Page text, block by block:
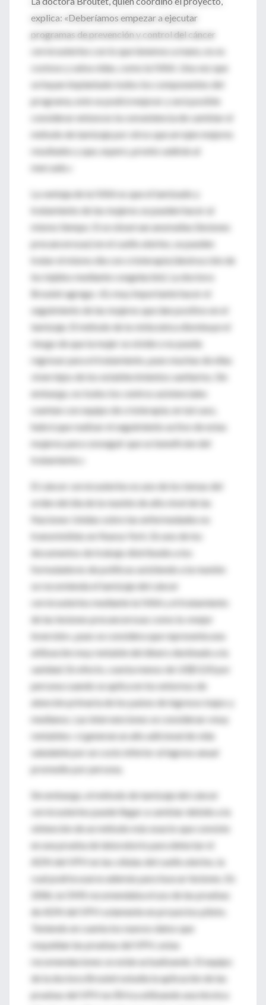
explica: «Deberíamos empezar a ejecutar
programas de prevención y control del cáncer
cervicouterino con lo que tenemos a mano, no es
costoso y salva vidas, como la IVAA. Una vez que
se hayan implantado todos los componentes del
programa, este se podrá mejorar y será posible
considerar entonces la conveniencia de cambiar el
método de tamizaje por otros que arrojen mejores
resultados y que, espero, pronto saldrán al
mercado.»
La ventaja de la IVAA es que el tamizado y
tratamiento de las mujeres se pueden hacer al
mismo tiempo. Si se observan anomalías (lesiones
precancerosas) en el cuello uterino, se pueden
tratar el mismo día con crioterapia (destrucción de
los tejidos mediante congelación). La doctora
Broutet agrega: «Es muy importante hacer el
seguimiento de las mujeres que dan positivo en el
tamizaje. El método de la visita única disminuye el
riesgo de que la mujer se olvide o no pueda
regresar para el tratamiento, pues muchas de ellas
viven lejos de los establecimientos sanitarios. Sin
embargo, no todos los centros asistenciales
cuentan con equipo de crioterapia; en tal caso,
habrá que realizar el seguimiento activo de estas
mujeres para conseguir que se beneficien del
tratamiento.»
El cáncer cervicouterino es uno de los temas del
orden del día de la reunión de alto nivel de las
Naciones Unidas sobre las enfermedades no
transmisibles en Nueva York. En uno de los
documentos de trabajo distribuido a los
formuladores de políticas asistiendo a la reunión
se recomienda el tamizaje del cáncer
cervicouterino mediante la IVAA y el tratamiento
de las lesiones precancerosas como la «mejor
inversión», pues se considera que representa una
utilización muy rentable del dinero destinado a la
sanidad. En efecto, cuesta menos de US$ 0,50 por
persona cuando se aplica en los entornos de
atención primaria de los países de ingresos bajos y
medianos. Las intervenciones se consideran «muy
rentables» si generan un año adicional de vida
saludable por un costo inferior al ingreso anual
promedio por persona.
Sin embargo, el método de tamizaje del cáncer
cervicouterino puede llegar a cambiar debido a la
obtención de un método más exacto que consiste
en una prueba de laboratorio para detectar el
ADN del VPH en las células del cuello uterino, la
cual podría usarse además para buscar lesiones. En
2006, la OMS recomendaba el uso de las pruebas
de ADN del VPH solamente en proyectos piloto.
Teniendo en cuenta los nuevos datos que
respaldan las pruebas del VPH, estas
recomendaciones se están actualizando. El equipo
de la doctora Broutet estudia la aplicación de las
pruebas del VPH en África utilizando una técnica